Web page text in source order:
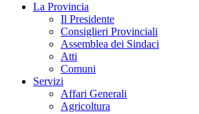
La Provincia
Il Presidente
Consiglieri Provinciali
Assemblea dei Sindaci
Atti
Comuni
Servizi
Affari Generali
Agricoltura